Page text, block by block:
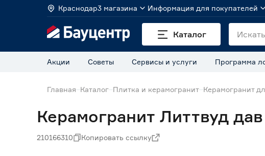
Краснодар3 магазина Информация для покупателей
Каталог
Акции Советы Сервисы и услуги Программа
Главная Каталог Плитка и керамогранит Керамогранит
Керамогранит Литтвуд
210166310 Копировать ссылку